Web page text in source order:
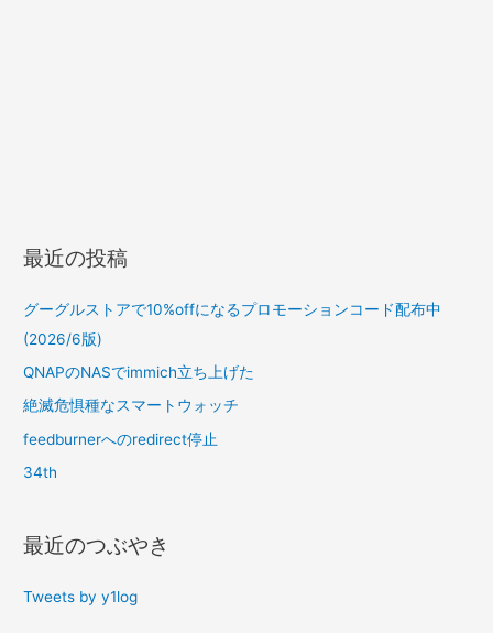
最近の投稿
グーグルストアで10%offになるプロモーションコード配布中
(2026/6版)
QNAPのNASでimmich立ち上げた
絶滅危惧種なスマートウォッチ
feedburnerへのredirect停止
34th
最近のつぶやき
Tweets by y1log